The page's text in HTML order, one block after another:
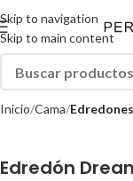
Skip to navigation
Skip to main content
Inicio Cama Edredones
Edredón